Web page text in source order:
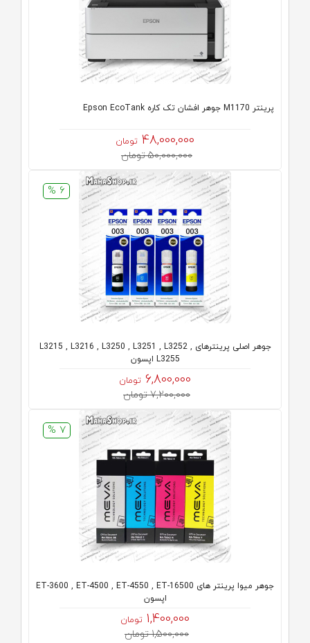
پرینتر M1170 جوهر افشان تک کاره Epson EcoTank
48,000,000 تومان
50,000,000 تومان
6 %
جوهر اصلی پرینترهای L3215 , L3216 , L3250 , L3251 , L3252 ,
L3255 اپسون
6,800,000 تومان
7,200,000 تومان
7 %
جوهر میوا پرینتر های ET-3600 , ET-4500 , ET-4550 , ET-16500
اپسون
1,400,000 تومان
1,500,000 تومان